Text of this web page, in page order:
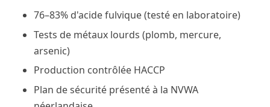
76–83% d'acide fulvique (testé en laboratoire)
Tests de métaux lourds (plomb, mercure,
arsenic)
Production contrôlée HACCP
Plan de sécurité présenté à la NVWA